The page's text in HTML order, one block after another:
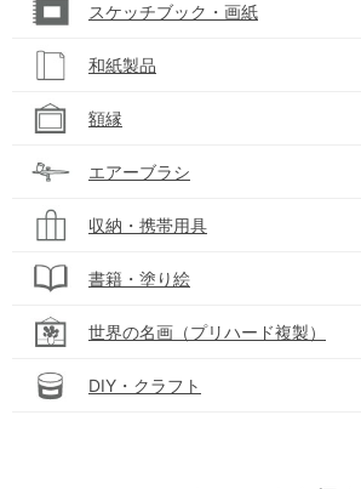
スケッチブック・画紙
和紙製品
額縁
エアーブラシ
収納・携帯用具
書籍・塗り絵
世界の名画（プリハード複製）
DIY・クラフト